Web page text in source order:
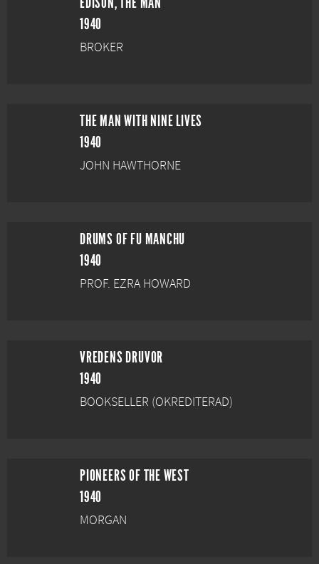
1940
BROKER
THE MAN WITH NINE LIVES
1940
JOHN HAWTHORNE
DRUMS OF FU MANCHU
1940
PROF. EZRA HOWARD
VREDENS DRUVOR
1940
BOOKSELLER (OKREDITERAD)
PIONEERS OF THE WEST
1940
MORGAN